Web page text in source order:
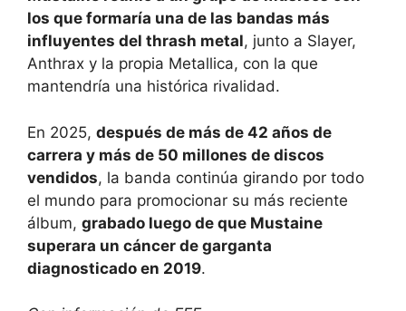
los que formaría una de las bandas más
influyentes del thrash metal, junto a Slayer,
Anthrax y la propia Metallica, con la que
mantendría una histórica rivalidad.
En 2025, después de más de 42 años de
carrera y más de 50 millones de discos
vendidos, la banda continúa girando por todo
el mundo para promocionar su más reciente
álbum, grabado luego de que Mustaine
superara un cáncer de garganta
diagnosticado en 2019.